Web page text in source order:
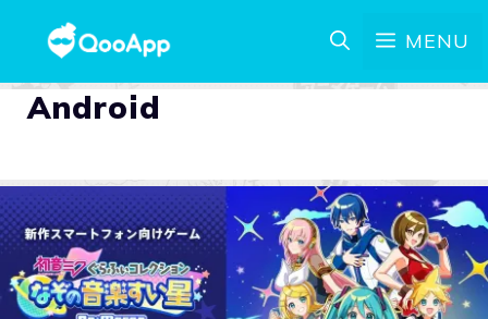
MENU
Android